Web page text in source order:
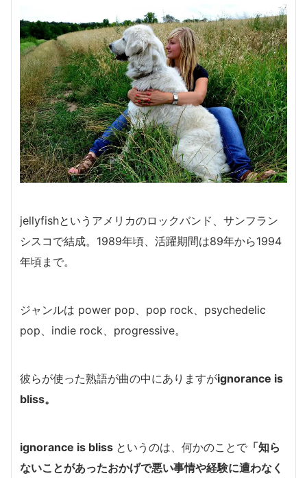
jellyfishというアメリカのロックバンド、サンフラン
シスコで結成。1989年頃、活躍期間は89年から1994
年頃まで。
ジャンルは power pop、pop rock、psychedelic
pop、indie rock、progressive。
彼らが使った熟語が曲の中にありますがignorance is
bliss。
ignorance is bliss というのは、何かのことで 「知ら
ないことがあったおかげで悪い事情や経験に遭わなく